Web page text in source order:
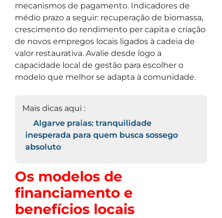
mecanismos de pagamento. Indicadores de
médio prazo a seguir: recuperação de biomassa,
crescimento do rendimento per capita e criação
de novos empregos locais ligados à cadeia de
valor restaurativa. Avalie desde logo a
capacidade local de gestão para escolher o
modelo que melhor se adapta à comunidade.
Mais dicas aqui :
Algarve praias: tranquilidade
inesperada para quem busca sossego
absoluto
Os modelos de
financiamento e
benefícios locais